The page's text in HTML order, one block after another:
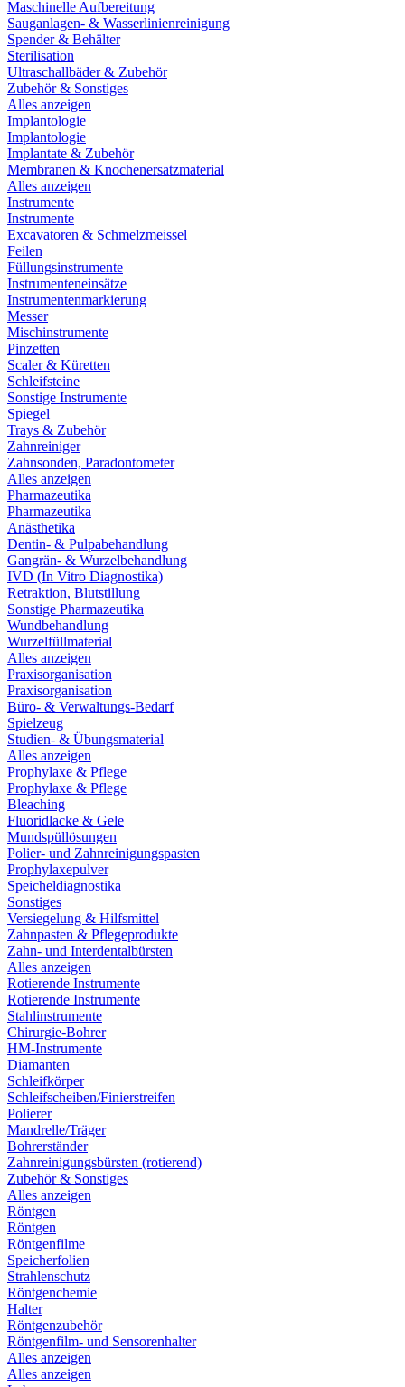
Maschinelle Aufbereitung
Sauganlagen- & Wasserlinienreinigung
Spender & Behälter
Sterilisation
Ultraschallbäder & Zubehör
Zubehör & Sonstiges
Alles anzeigen
Implantologie
Implantologie
Implantate & Zubehör
Membranen & Knochenersatzmaterial
Alles anzeigen
Instrumente
Instrumente
Excavatoren & Schmelzmeissel
Feilen
Füllungsinstrumente
Instrumenteneinsätze
Instrumentenmarkierung
Messer
Mischinstrumente
Pinzetten
Scaler & Küretten
Schleifsteine
Sonstige Instrumente
Spiegel
Trays & Zubehör
Zahnreiniger
Zahnsonden, Paradontometer
Alles anzeigen
Pharmazeutika
Pharmazeutika
Anästhetika
Dentin- & Pulpabehandlung
Gangrän- & Wurzelbehandlung
IVD (In Vitro Diagnostika)
Retraktion, Blutstillung
Sonstige Pharmazeutika
Wundbehandlung
Wurzelfüllmaterial
Alles anzeigen
Praxisorganisation
Praxisorganisation
Büro- & Verwaltungs-Bedarf
Spielzeug
Studien- & Übungsmaterial
Alles anzeigen
Prophylaxe & Pflege
Prophylaxe & Pflege
Bleaching
Fluoridlacke & Gele
Mundspüllösungen
Polier- und Zahnreinigungspasten
Prophylaxepulver
Speicheldiagnostika
Sonstiges
Versiegelung & Hilfsmittel
Zahnpasten & Pflegeprodukte
Zahn- und Interdentalbürsten
Alles anzeigen
Rotierende Instrumente
Rotierende Instrumente
Stahlinstrumente
Chirurgie-Bohrer
HM-Instrumente
Diamanten
Schleifkörper
Schleifscheiben/Finierstreifen
Polierer
Mandrelle/Träger
Bohrerständer
Zahnreinigungsbürsten (rotierend)
Zubehör & Sonstiges
Alles anzeigen
Röntgen
Röntgen
Röntgenfilme
Speicherfolien
Strahlenschutz
Röntgenchemie
Halter
Röntgenzubehör
Röntgenfilm- und Sensorenhalter
Alles anzeigen
Alles anzeigen